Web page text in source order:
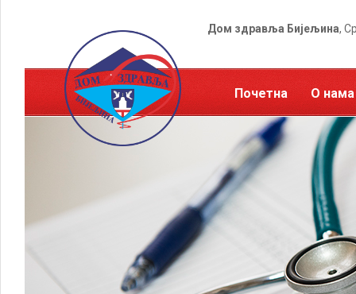
Дом здравља Бијељина,
Почетна О нама